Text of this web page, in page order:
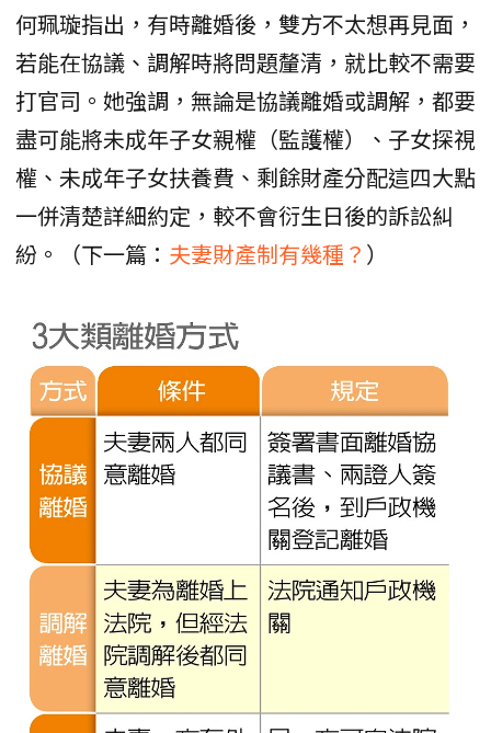
何珮璇指出，有時離婚後，雙方不太想再見面，
若能在協議、調解時將問題釐清，就比較不需要
打官司。她強調，無論是協議離婚或調解，都要
盡可能將未成年子女親權（監護權）、子女探視
權、未成年子女扶養費、剩餘財產分配這四大點
一併清楚詳細約定，較不會衍生日後的訴訟糾
紛。（下一篇： 夫妻財產制有幾種？ ）